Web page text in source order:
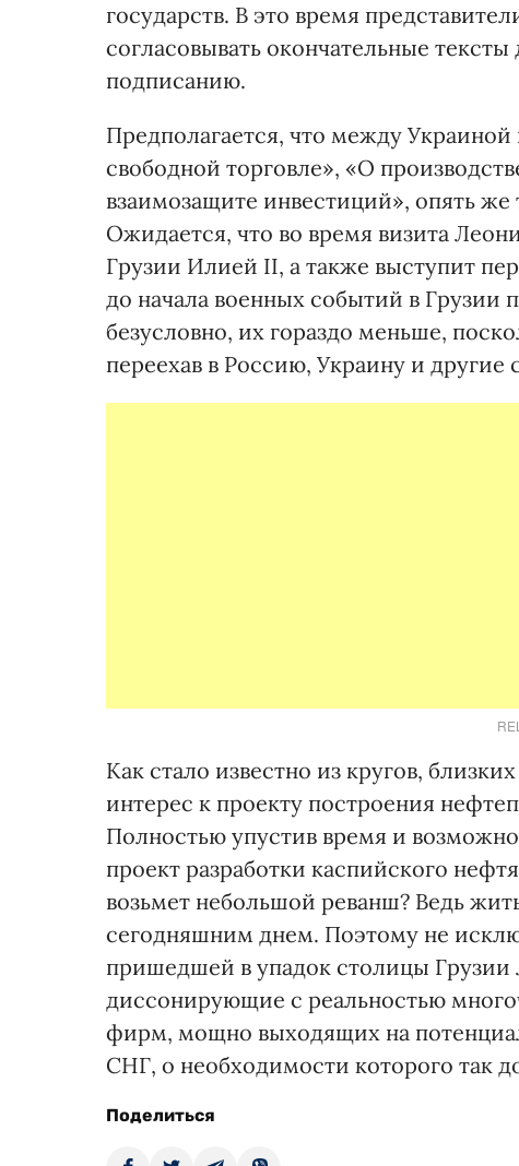
государств. В это время
согласовывать окончательные
подписанию.
Предполагается, что между
свободной торговле», «О
взаимозащите инвестиций», опять
Ожидается, что во время визита
Грузии Илией II, а также выступит
до начала военных событий в Грузии
безусловно, их гораздо меньше,
переехав в Россию, Украину и другие
Как стало известно из кругов,
интерес к проекту построения
Полностью упустив время и
проект разработки каспийского
возьмет небольшой реванш? Ведь
сегодняшним днем. Поэтому не
пришедшей в упадок столицы Грузии
диссонирующие с реальностью
фирм, мощно выходящих на
СНГ, о необходимости которого так
Поделиться